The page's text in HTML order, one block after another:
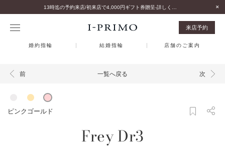
来店予約
婚約指輪 結婚指輪 店舗のご案内
前 一覧へ戻る 次
ピンクゴールド
Frey Dr3